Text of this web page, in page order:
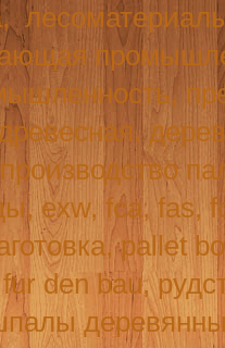
производство
exw, fca, fas,
pallet
fur den bau,